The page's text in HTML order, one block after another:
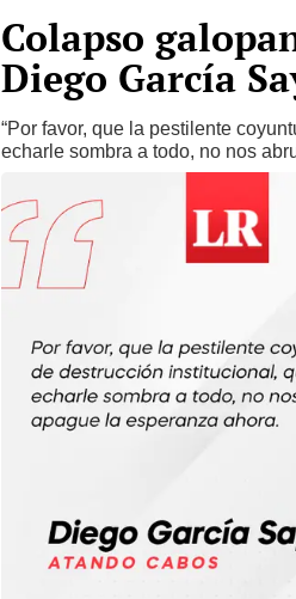
Colapso
Diego García
“Por favor, que la pestilente
echarle sombra a todo, no nos